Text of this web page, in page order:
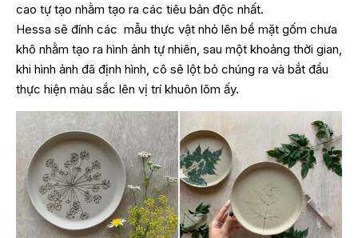
cao tự tạo nhằm tạo ra các tiêu bản độc nhất.
Hessa sẽ đính các mẫu thực vật nhỏ lên bề mặt gốm chưa
khô nhằm tạo ra hình ảnh tự nhiên, sau một khoảng thời gian,
khi hình ảnh đã định hình, cô sẽ lột bỏ chúng ra và bắt đầu
thực hiện màu sắc lên vị trí khuôn lõm ấy.